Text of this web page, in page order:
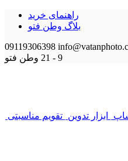
راهنمای خرید
بلاگ وطن فتو
09119306398
9 - 21
وطن فتو
ابزار تدوین تقویم مناسبتی